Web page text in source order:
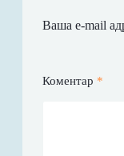
Ваша e-mail
Коментар *